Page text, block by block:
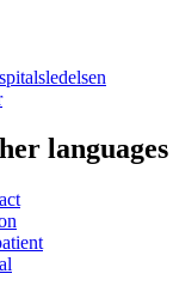
languages